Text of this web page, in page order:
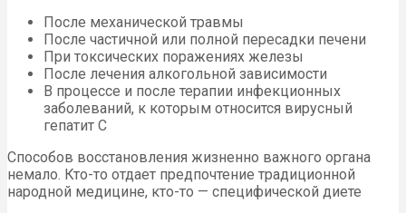
После механической травмы
После частичной или полной пересадки печени
При токсических поражениях железы
После лечения алкогольной зависимости
В процессе и после терапии инфекционных
заболеваний, к которым относится вирусный
гепатит С
Способов восстановления жизненно важного органа
немало. Кто-то отдает предпочтение традиционной
народной медицине, кто-то — специфической диете